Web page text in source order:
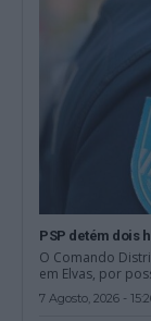
PSP detém dois
O Comando
em Elvas, por
7 Agosto, 2026 -